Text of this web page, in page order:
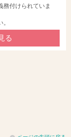
務付けられていま
る